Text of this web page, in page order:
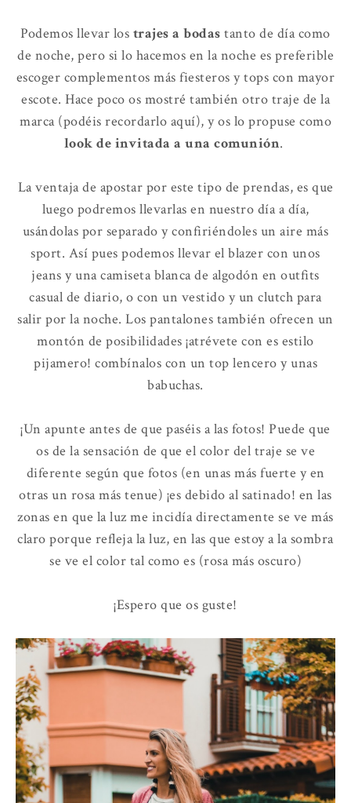
Podemos llevar los trajes a bodas tanto de día como
de noche, pero si lo hacemos en la noche es preferible
escoger complementos más fiesteros y tops con mayor
escote. Hace poco os mostré también otro traje de la
marca (podéis recordarlo aquí), y os lo propuse como
look de invitada a una comunión.
La ventaja de apostar por este tipo de prendas, es que
luego podremos llevarlas en nuestro día a día,
usándolas por separado y confiriéndoles un aire más
sport. Así pues podemos llevar el blazer con unos
jeans y una camiseta blanca de algodón en outfits
casual de diario, o con un vestido y un clutch para
salir por la noche. Los pantalones también ofrecen un
montón de posibilidades ¡atrévete con es estilo
pijamero! combínalos con un top lencero y unas
babuchas.
¡Un apunte antes de que paséis a las fotos! Puede que
os de la sensación de que el color del traje se ve
diferente según que fotos (en unas más fuerte y en
otras un rosa más tenue) ¡es debido al satinado! en las
zonas en que la luz me incidía directamente se ve más
claro porque refleja la luz, en las que estoy a la sombra
se ve el color tal como es (rosa más oscuro)
¡Espero que os guste!